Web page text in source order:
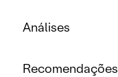
Análises
Recomendações